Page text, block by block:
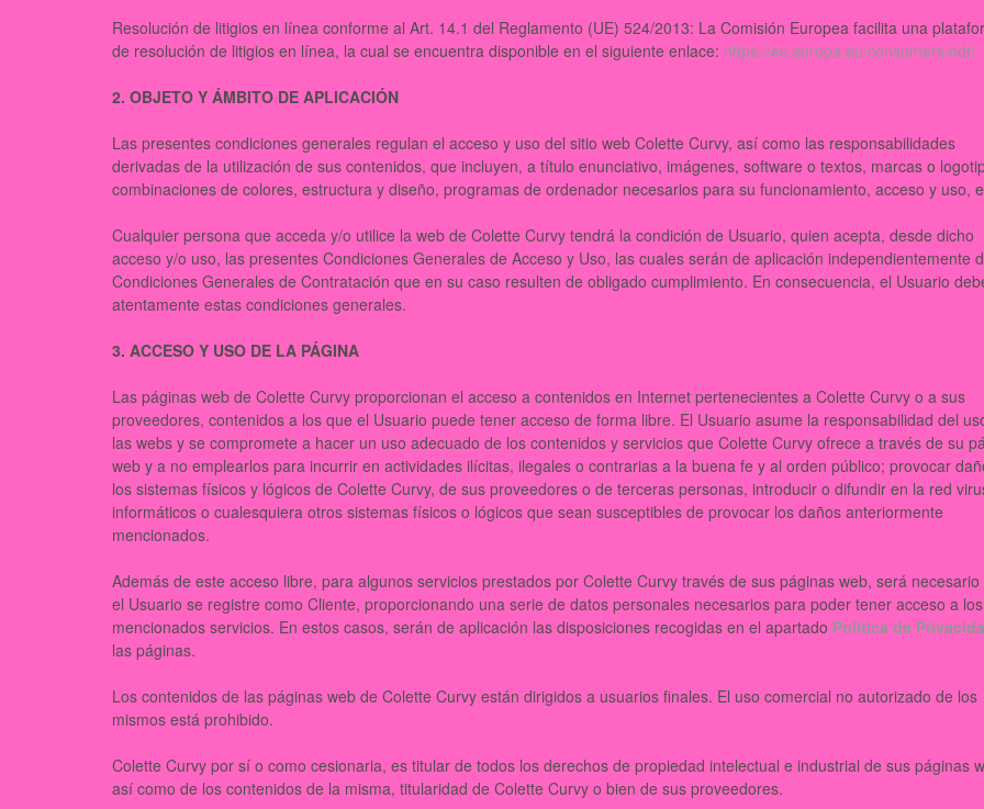
Resolución de litigios en línea conforme al Art. 14.1 del Reglamento (UE) 524/2013: La Comisión Europea facilita una
de resolución de litigios en línea, la cual se encuentra disponible en el siguiente enlace: https://ec.europa.eu/consumers/odr/
2. OBJETO Y ÁMBITO DE APLICACIÓN
Las presentes condiciones generales regulan el acceso y uso del sitio web Colette Curvy, así como las responsabilidades
derivadas de la utilización de sus contenidos, que incluyen, a título enunciativo, imágenes, software o textos, marcas o
combinaciones de colores, estructura y diseño, programas de ordenador necesarios para su funcionamiento, acceso y uso,
Cualquier persona que acceda y/o utilice la web de Colette Curvy tendrá la condición de Usuario, quien acepta, desde dicho
acceso y/o uso, las presentes Condiciones Generales de Acceso y Uso, las cuales serán de aplicación independientemente
Condiciones Generales de Contratación que en su caso resulten de obligado cumplimiento. En consecuencia, el Usuario
atentamente estas condiciones generales.
3. ACCESO Y USO DE LA PÁGINA
Las páginas web de Colette Curvy proporcionan el acceso a contenidos en Internet pertenecientes a Colette Curvy o a sus
proveedores, contenidos a los que el Usuario puede tener acceso de forma libre. El Usuario asume la responsabilidad del
las webs y se compromete a hacer un uso adecuado de los contenidos y servicios que Colette Curvy ofrece a través de su
web y a no emplearlos para incurrir en actividades ilícitas, ilegales o contrarias a la buena fe y al orden público; provocar
los sistemas físicos y lógicos de Colette Curvy, de sus proveedores o de terceras personas, introducir o difundir en la red
informáticos o cualesquiera otros sistemas físicos o lógicos que sean susceptibles de provocar los daños anteriormente
mencionados.
Además de este acceso libre, para algunos servicios prestados por Colette Curvy través de sus páginas web, será necesario
el Usuario se registre como Cliente, proporcionando una serie de datos personales necesarios para poder tener acceso a los
mencionados servicios. En estos casos, serán de aplicación las disposiciones recogidas en el apartado Política de
las páginas.
Los contenidos de las páginas web de Colette Curvy están dirigidos a usuarios finales. El uso comercial no autorizado de los
mismos está prohibido.
Colette Curvy por sí o como cesionaria, es titular de todos los derechos de propiedad intelectual e industrial de sus páginas
así como de los contenidos de la misma, titularidad de Colette Curvy o bien de sus proveedores.